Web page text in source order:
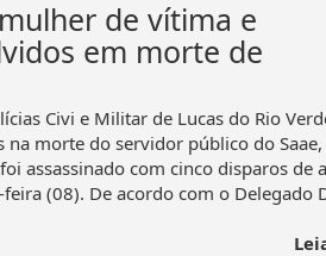
de vítima e
em morte de
Civi e Militar de Lucas do Rio
morte do servidor público do Saae,
assassinado com cinco disparos de
(08). De acordo com o Delegado